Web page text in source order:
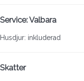
Service: Valbara
Husdjur: inkluderad
Skatter